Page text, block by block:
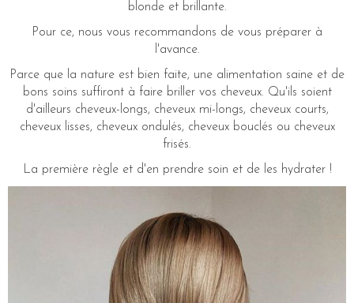
blonde et brillante.
Pour ce, nous vous recommandons de vous préparer à
l'avance.
Parce que la nature est bien faite, une alimentation saine et de
bons soins suffiront à faire briller vos cheveux. Qu'ils soient
d'ailleurs cheveux-longs, cheveux mi-longs, cheveux courts,
cheveux lisses, cheveux ondulés, cheveux bouclés ou cheveux
frisés.
La première règle et d'en prendre soin et de les hydrater !